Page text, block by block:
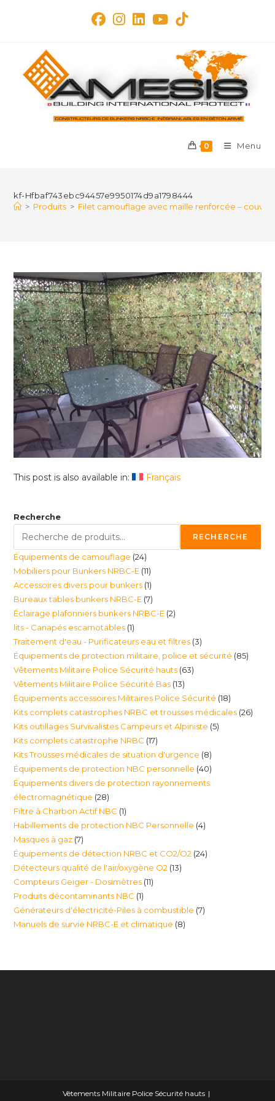
0 Menu
kf-Hfbaf743ebc94457e9950174d9a1798444
> Produits > Filet camouflage avec maille renforcée –
This post is also available in: Français
Recherche
RECHERCHE
Équipements de camouflage 2424
produits
Mobiliers pour Bunkers NRBC-E 1111
produits
Accessoires divers pour bunkers 11
produit
Bureaux tables bunkers NRBC-E 77
produits
Éclairage plafonniers bunkers NRBC-E 22
lits - Canapés escamotables 11
produit
Traitement d'eau - Purificateurs eau et filtres 33
produits
Équipements de protection militaire, police et sécurité 8585
Vêtements Militaire Police Sécurité hauts 6363
Vêtements Militaire Police Sécurité Bas 1313
produits
Équipements accessoires Militaires Police Sécurité 1818
produits
Kits complets catastrophes NRBC et trousses médicales 2626
Kits outillages Survivalistes Campeurs et Alpiniste 55
Kits complets catastrophe NRBC 1717
produits
Kits Trousses médicales de situation d'urgence 88
produits
Équipements de protection NBC personnelle 4040
produits
Équipements divers de protection rayonnements
électromagnétique 2828
produits
Filtre à Charbon Actif NBC 11
produit
Habillements de protection NBC Personnelle 44
Masques à gaz 77
produits
Équipements de détection NRBC et CO2/O2 2424
Détecteurs qualité de l'air/oxygène O2 1313
Compteurs Geiger - Dosimètres 1111
Produits décontaminants NBC 11
produit
Générateurs d'électricité-Piles à combustible 77
Manuels de survie NRBC-E et climatique 88
Vêtements Militaire Police Sécurité hauts